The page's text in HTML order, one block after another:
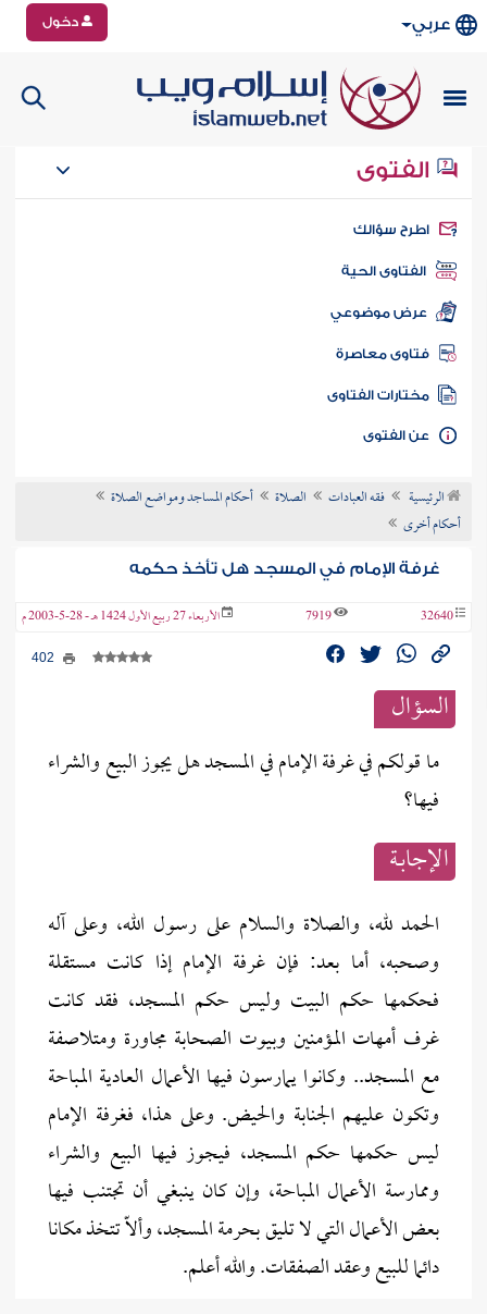
عربي دخول
الفتوى
سؤالك
الفتاوى الحية
عرض موضوعي
فتاوى معاصرة
مختارات الفتاوى
الفتوى
الرئيسية فقه العبادات الصلاة
أحكام المساجد ومواضع الصلاة
أحكام أخرى
غرفة الإمام في المسجد هل تأخذ حكمه
32640
7919 الأربعاء 27 ربيع الأول 1424 هـ - 28-5-2003 م
السؤال
ما قولكم في غرفة الإمام في المسجد هل يجوز البيع والشراء
فيها؟
الإجابــة
الحمد لله، والصلاة والسلام على رسول الله، وعلى آله
وصحبه، أما بعد: فإن غرفة الإمام إذا كانت مستقلة
فحكمها حكم البيت وليس حكم المسجد، فقد كانت
غرف أمهات المؤمنين وبيوت الصحابة مجاورة ومتلاصفة
مع المسجد.. وكانوا يمارسون فيها الأعمال العادية المباحة
وتكون عليهم الجنابة والحيض. وعلى هذا، فغرفة الإمام
ليس حكمها حكم المسجد، فيجوز فيها البيع والشراء
وممارسة الأعمال المباحة، وإن كان ينبغي أن تجتنب فيها
بعض الأعمال التي لا تليق بحرمة المسجد، وألاّ تتخذ مكانا
دائما للبيع وعقد الصفقات. والله أعلم.